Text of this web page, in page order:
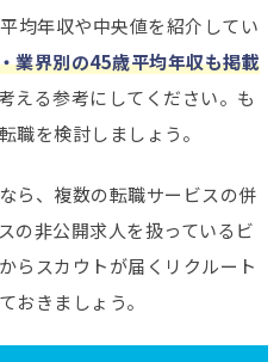
均年収や中央値を紹介してい
業界別の45歳平均年収も掲載
える参考にしてください。も
職を検討しましょう。
ら、複数の転職サービスの併
の非公開求人を扱っているビ
らスカウトが届くリクルート
おきましょう。